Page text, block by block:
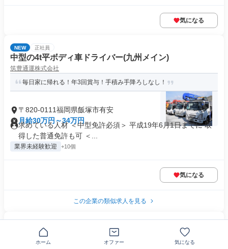
気になる
NEW 正社員
中型の4t平ボディ車ドライバー(九州メイン)
筑豊通運株式会社
毎日家に帰れる！年3回賞与！手積み手降ろしなし！
〒820-0111福岡県飯塚市有安
月給30万円～34万円
求めている人材 ＜中型免許必須＞ 平成19年6月1日までに 取
得した普通免許も可 ＜...
業界未経験歓迎 +10個
気になる
この企業の類似求人を見る
介護職員(無資格未経験〜)@デイサービスと老人ホーム
ザ・ハーモニー株式会社
ホーム オファー 気になる